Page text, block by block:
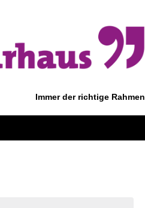
Immer der richtige Rahmen